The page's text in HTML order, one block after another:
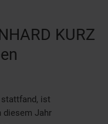
KURZ
stattfand, ist
diesem Jahr